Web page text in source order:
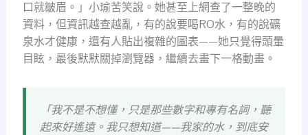
口就皺眉。」小瑜苦笑說。她甚至上網查了一整晚的
資料，但資訊越查越亂，有的說要喝RO水，有的說礦
泉水才健康，還有人貼出複雜的圖表——她只覺得頭暈
目眩，最後默默關掉瀏覽器，繼續去畫下一格動畫。
「我不是不想懂，只是那些數字和專有名詞，聽
起來好遙遠。我只想知道——我家的水，到底安